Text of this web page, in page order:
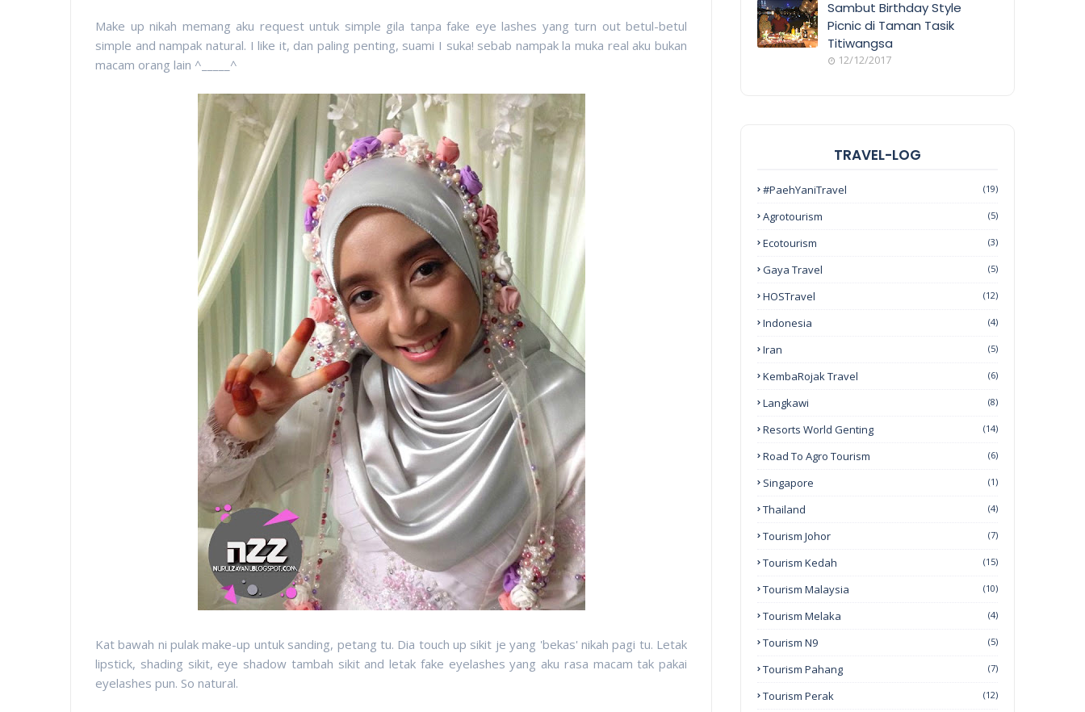
Make up nikah memang aku request untuk simple gila tanpa fake eye lashes yang turn out betul-betul
simple and nampak natural. I like it, dan paling penting, suami I suka! sebab nampak la muka real aku bukan
macam orang lain ^_____^
Kat bawah ni pulak make-up untuk sanding, petang tu. Dia touch up sikit je yang 'bekas' nikah pagi tu. Letak
lipstick, shading sikit, eye shadow tambah sikit and letak fake eyelashes yang aku rasa macam tak pakai
eyelashes pun. So natural.
Sambut Birthday Style
Picnic di Taman Tasik
Titiwangsa
12/12/2017
TRAVEL-LOG
#PaehYaniTravel (19)
Agrotourism (5)
Ecotourism (3)
Gaya Travel (5)
HOSTravel (12)
Indonesia (4)
Iran (5)
KembaRojak Travel (6)
Langkawi (8)
Resorts World Genting (14)
Road To Agro Tourism (6)
Singapore (1)
Thailand (4)
Tourism Johor (7)
Tourism Kedah (15)
Tourism Malaysia (10)
Tourism Melaka (4)
Tourism N9 (5)
Tourism Pahang (7)
Tourism Perak (12)